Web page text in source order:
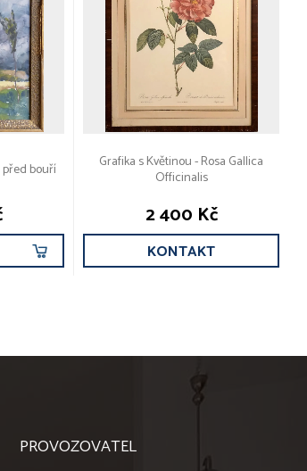
bouří Grafika s Květinou - Rosa Gallica
Officinalis
2 400 Kč
KONTAKT
PROVOZOVATEL